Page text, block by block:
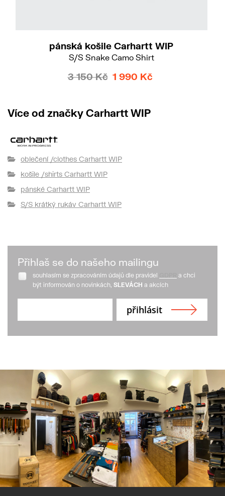
pánská košile Carhartt WIP
S/S Snake Camo Shirt
3 150 Kč 1 990 Kč
Více od značky Carhartt WIP
oblečení /clothes Carhartt WIP
košile /shirts Carhartt WIP
pánské Carhartt WIP
S/S krátký rukáv Carhartt WIP
Přihlaš se do našeho mailingu
souhlasím se zpracováním údajů dle pravidel
a chci
být informován o novinkách, SLEVÁCH a akcích